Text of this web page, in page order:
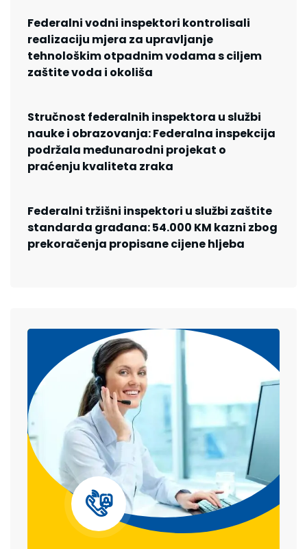
Federalni vodni inspektori kontrolisali
realizaciju mjera za upravljanje
tehnološkim otpadnim vodama s ciljem
zaštite voda i okoliša
Stručnost federalnih inspektora u službi
nauke i obrazovanja: Federalna inspekcija
podržala međunarodni projekat o
praćenju kvaliteta zraka
Federalni tržišni inspektori u službi zaštite
standarda građana: 54.000 KM kazni zbog
prekoračenja propisane cijene hljeba